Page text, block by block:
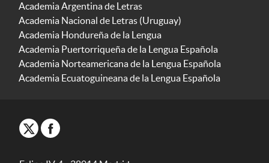
Academia Argentina de Letras
Academia Nacional de Letras (Uruguay)
Academia Hondureña de la Lengua
Academia Puertorriqueña de la Lengua Española
Academia Norteamericana de la Lengua Española
Academia Ecuatoguineana de la Lengua Española